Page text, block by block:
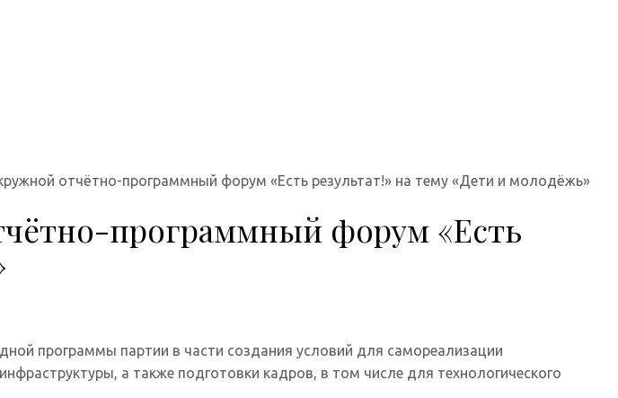
отчётно-программный форум «Есть результат!» на тему «Дети и молодёжь»
программный форум «Есть
программы партии в части создания условий для самореализации
а также подготовки кадров, в том числе для технологического